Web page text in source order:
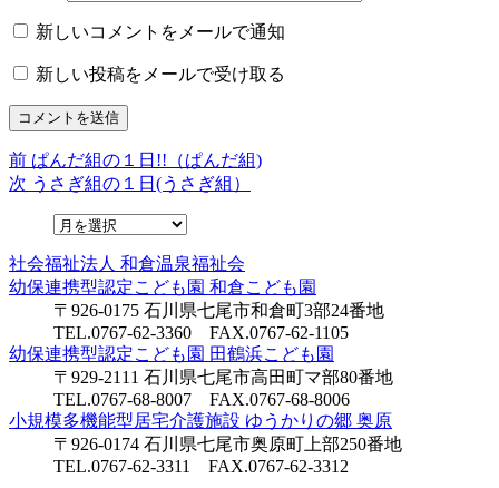
新しいコメントをメールで通知
新しい投稿をメールで受け取る
投
稿
ビ
ー
ョ
前 前
の
ぱんだ組の１日!!（ぱんだ組)
次 次
稿:
うさぎ組の１日(うさぎ組）
社会福祉法人 和倉温泉福祉会
幼保連携型認定こども園 和倉こども園
〒926-0175 石川県七尾市和倉町3部24番地
TEL.0767-62-3360 FAX.0767-62-1105
幼保連携型認定こども園 田鶴浜こども園
〒929-2111 石川県七尾市高田町マ部80番地
TEL.0767-68-8007 FAX.0767-68-8006
小規模多機能型居宅介護施設 ゆうかりの郷 奥原
〒926-0174 石川県七尾市奥原町上部250番地
TEL.0767-62-3311 FAX.0767-62-3312